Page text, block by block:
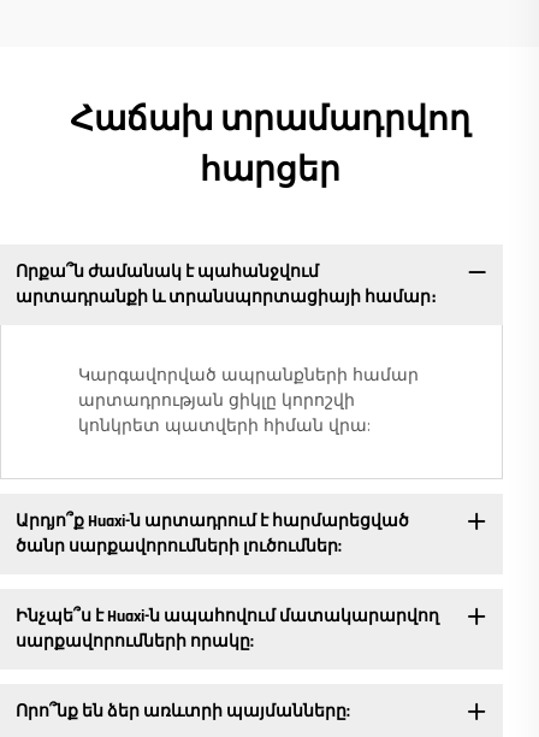
Հաճախ տրամադրվող
հարցեր
Որքա՞ն ժամանակ է պահանջվում
արտադրանքի և տրանսպորտացիայի համար։
Կարգավորված ապրանքների համար
արտադրության ցիկլը կորոշվի
կոնկրետ պատվերի հիման վրա:
Արդյո՞ք Huaxi-ն արտադրում է հարմարեցված
ծանր սարքավորումների լուծումներ:
Ինչպե՞ս է Huaxi-ն ապահովում մատակարարվող
սարքավորումների որակը:
Որո՞նք են ձեր առևտրի պայմանները: